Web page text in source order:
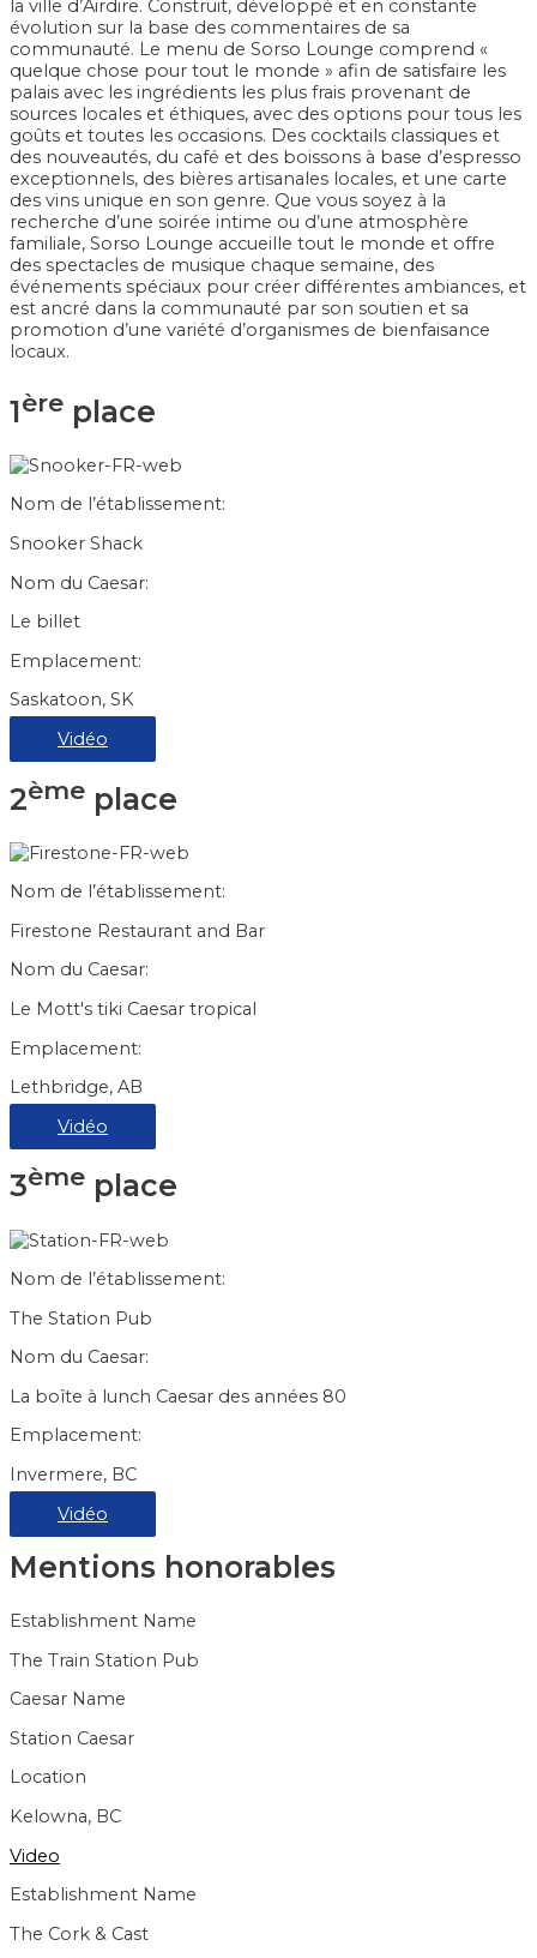
la ville d’Airdire. Construit, développé et en constante
évolution sur la base des commentaires de sa
communauté. Le menu de Sorso Lounge comprend «
quelque chose pour tout le monde » afin de satisfaire les
palais avec les ingrédients les plus frais provenant de
sources locales et éthiques, avec des options pour tous les
goûts et toutes les occasions. Des cocktails classiques et
des nouveautés, du café et des boissons à base d’espresso
exceptionnels, des bières artisanales locales, et une carte
des vins unique en son genre. Que vous soyez à la
recherche d’une soirée intime ou d’une atmosphère
familiale, Sorso Lounge accueille tout le monde et offre
des spectacles de musique chaque semaine, des
événements spéciaux pour créer différentes ambiances, et
est ancré dans la communauté par son soutien et sa
promotion d’une variété d’organismes de bienfaisance
locaux.
1ère place
Nom de l’établissement:
Snooker Shack
Nom du Caesar:
Le billet
Emplacement:
Saskatoon, SK
Vidéo
2ème place
Nom de l’établissement:
Firestone Restaurant and Bar
Nom du Caesar:
Le Mott's tiki Caesar tropical
Emplacement:
Lethbridge, AB
Vidéo
3ème place
Nom de l’établissement:
The Station Pub
Nom du Caesar:
La boîte à lunch Caesar des années 80
Emplacement:
Invermere, BC
Vidéo
Mentions honorables
Establishment Name
The Train Station Pub
Caesar Name
Station Caesar
Location
Kelowna, BC
Video
Establishment Name
The Cork & Cast